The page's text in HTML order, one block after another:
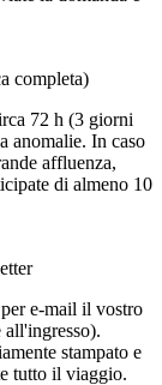
completa)
72 h (3 giorni
anomalie. In caso
affluenza,
di almeno 10
e-mail il vostro
stampato e
tutto il viaggio.